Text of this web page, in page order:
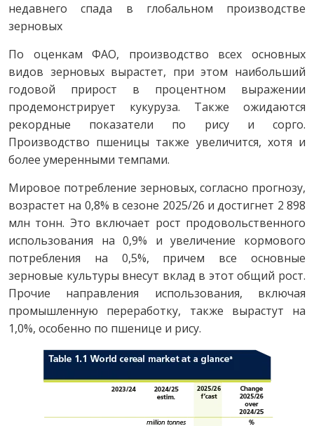
недавнего спада в глобальном производстве
зерновых
По оценкам ФАО, производство всех основных
видов зерновых вырастет, при этом наибольший
годовой прирост в процентном выражении
продемонстрирует кукуруза. Также ожидаются
рекордные показатели по рису и сорго.
Производство пшеницы также увеличится, хотя и
более умеренными темпами.
Мировое потребление зерновых, согласно прогнозу,
возрастет на 0,8% в сезоне 2025/26 и достигнет 2 898
млн тонн. Это включает рост продовольственного
использования на 0,9% и увеличение кормового
потребления на 0,5%, причем все основные
зерновые культуры внесут вклад в этот общий рост.
Прочие направления использования, включая
промышленную переработку, также вырастут на
1,0%, особенно по пшенице и рису.